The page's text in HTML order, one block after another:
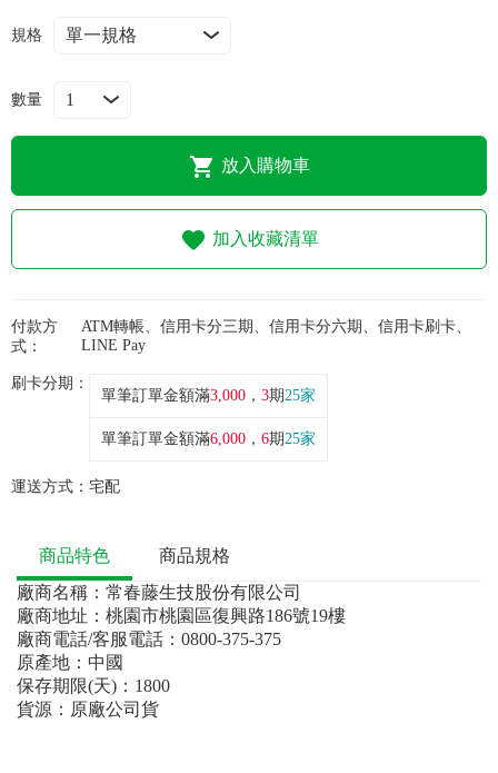
購物流程
會員專區
規格
數量
放入購物車
加入收藏清單
付款方
式：
ATM轉帳、信用卡分三期、信用卡分六期、信用卡刷卡、
LINE Pay
刷卡分期：
單筆訂單金額滿3,000 ， 3期25家
單筆訂單金額滿6,000 ， 6期25家
運送方式： 宅配
商品特色
商品規格
廠商名稱：常春藤生技股份有限公司
廠商地址：桃園市桃園區復興路186號19樓
廠商電話/客服電話：0800-375-375
原產地：中國
保存期限(天)：1800
貨源：原廠公司貨